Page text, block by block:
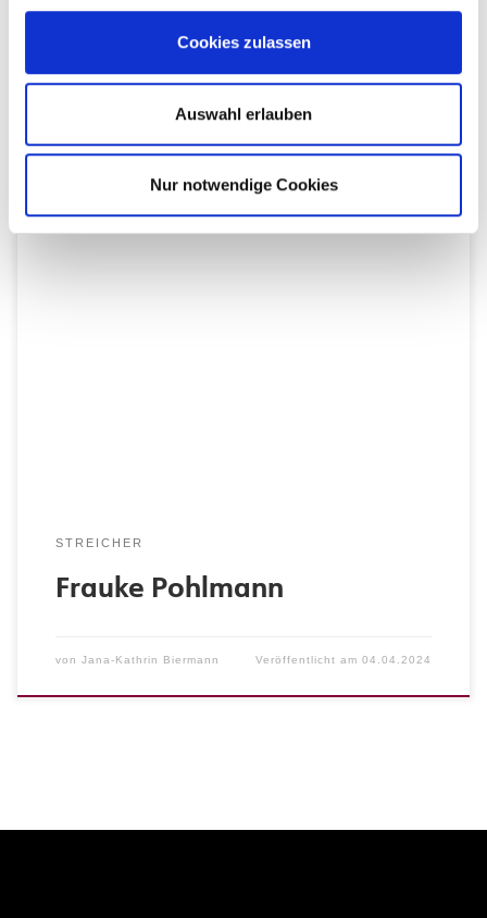
Cookies zulassen
Auswahl erlauben
Nur notwendige Cookies
STREICHER
Carolin Ohnimus
STREICHER
Frauke Pohlmann
von Jana-Kathrin Biermann Veröffentlicht am04.04.2024